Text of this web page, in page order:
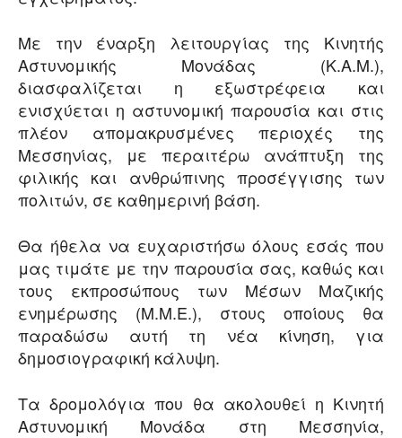
Με την έναρξη λειτουργίας της Κινητής
Αστυνομικής Μονάδας (Κ.Α.Μ.),
διασφαλίζεται η εξωστρέφεια και
ενισχύεται η αστυνομική παρουσία και στις
πλέον απομακρυσμένες περιοχές της
Μεσσηνίας, με περαιτέρω ανάπτυξη της
φιλικής και ανθρώπινης προσέγγισης των
πολιτών, σε καθημερινή βάση.
Θα ήθελα να ευχαριστήσω όλους εσάς που
μας τιμάτε με την παρουσία σας, καθώς και
τους εκπροσώπους των Μέσων Μαζικής
ενημέρωσης (Μ.Μ.Ε.), στους οποίους θα
παραδώσω αυτή τη νέα κίνηση, για
δημοσιογραφική κάλυψη.
Τα δρομολόγια που θα ακολουθεί η Κινητή
Αστυνομική Μονάδα στη Μεσσηνία,